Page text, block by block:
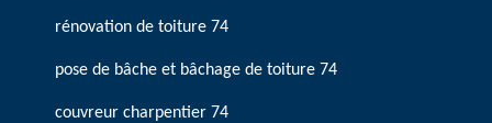
rénovation de toiture 74
pose de bâche et bâchage de toiture 74
couvreur charpentier 74